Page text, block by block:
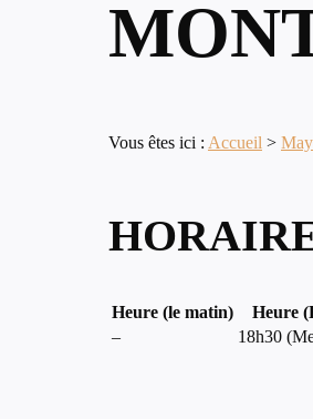
Vous êtes ici : Accueil >
Heure (le matin) Heure
–
18h30